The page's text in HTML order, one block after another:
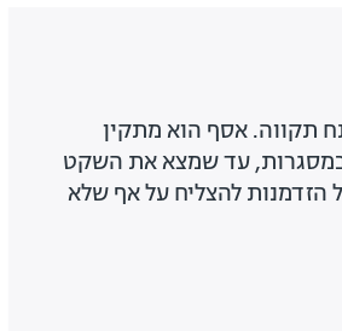
מפתח תקווה. אסף הוא מתקין
במסגרות, עד שמצא את השקט
הזדמנות להצליח על אף שלא